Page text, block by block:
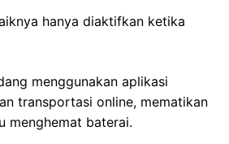
hanya diaktifkan ketika
menggunakan aplikasi
transportasi online, mematikan
menghemat baterai.